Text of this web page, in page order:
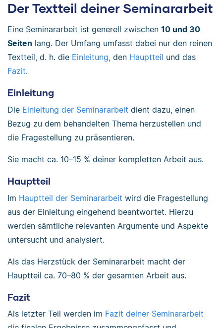
Der Textteil deiner Seminararbeit
Eine Seminararbeit ist generell zwischen 10 und 30
Seiten lang. Der Umfang umfasst dabei nur den reinen
Textteil, d. h. die Einleitung , den Hauptteil und das
Fazit.
Einleitung
Die Einleitung der Seminararbeit dient dazu, einen
Bezug zu dem behandelten Thema herzustellen und
die Fragestellung zu präsentieren.
Sie macht ca. 10–15 % deiner kompletten Arbeit aus.
Hauptteil
Im Hauptteil der Seminararbeit wird die Fragestellung
aus der Einleitung eingehend beantwortet. Hierzu
werden sämtliche relevanten Argumente und Aspekte
untersucht und analysiert.
Als das Herzstück der Seminararbeit macht der
Hauptteil ca. 70–80 % der gesamten Arbeit aus.
Fazit
Als letzter Teil werden im Fazit deiner Seminararbeit